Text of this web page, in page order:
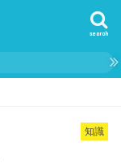
search
知識